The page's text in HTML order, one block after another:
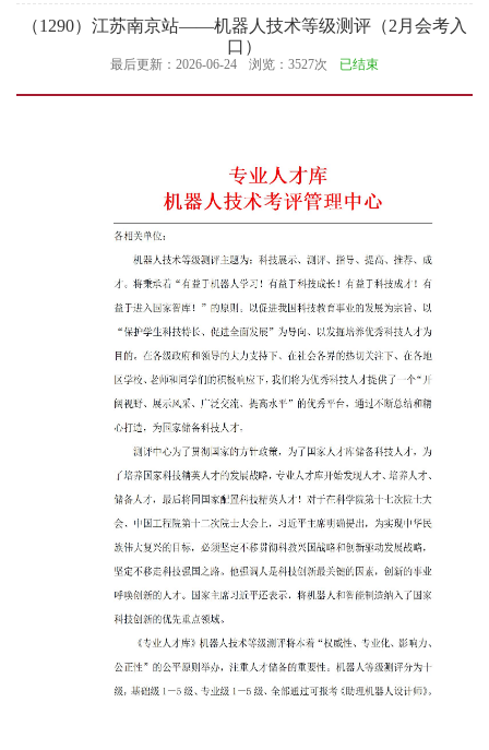
（1290）江苏南京站——机器人技术等级测评（2月会考入
口）
最后更新：2026-06-24 浏览：3527次 已结束